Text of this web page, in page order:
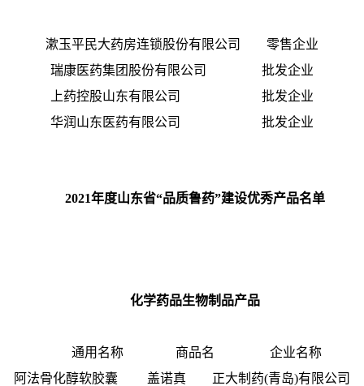
漱玉平民大药房连锁股份有限公司 零售企业
瑞康医药集团股份有限公司 批发企业
上药控股山东有限公司 批发企业
华润山东医药有限公司 批发企业
2021年度山东省“品质鲁药”建设优秀产品名单
化学药品生物制品产品
通用名称 商品名 企业名称
阿法骨化醇软胶囊 盖诺真 正大制药(青岛)有限公司